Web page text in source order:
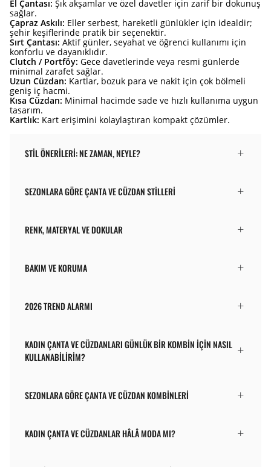
El Çantası: Şık akşamlar ve özel davetler için zarif bir dokunuş
sağlar.
Çapraz Askılı: Eller serbest, hareketli günlükler için idealdir;
şehir keşiflerinde pratik bir seçenektir.
Sırt Çantası: Aktif günler, seyahat ve öğrenci kullanımı için
konforlu ve dayanıklıdır.
Clutch / Portföy: Gece davetlerinde veya resmi günlerde
minimal zarafet sağlar.
Uzun Cüzdan: Kartlar, bozuk para ve nakit için çok bölmeli
geniş iç hacmi.
Kısa Cüzdan: Minimal hacimde sade ve hızlı kullanıma uygun
tasarım.
Kartlık: Kart erişimini kolaylaştıran kompakt çözümler.
STIL ÖNERILERI: NE ZAMAN, NEYLE?
SEZONLARA GÖRE ÇANTA VE CÜZDAN STILLERI
RENK, MATERYAL VE DOKULAR
BAKIM VE KORUMA
2026 TREND ALARMI
KADIN ÇANTA VE CÜZDANLARI GÜNLÜK BIR KOMBIN IÇIN NASIL
KULLANABILIRIM?
SEZONLARA GÖRE ÇANTA VE CÜZDAN KOMBINLERI
KADIN ÇANTA VE CÜZDANLAR HÂLÂ MODA MI?